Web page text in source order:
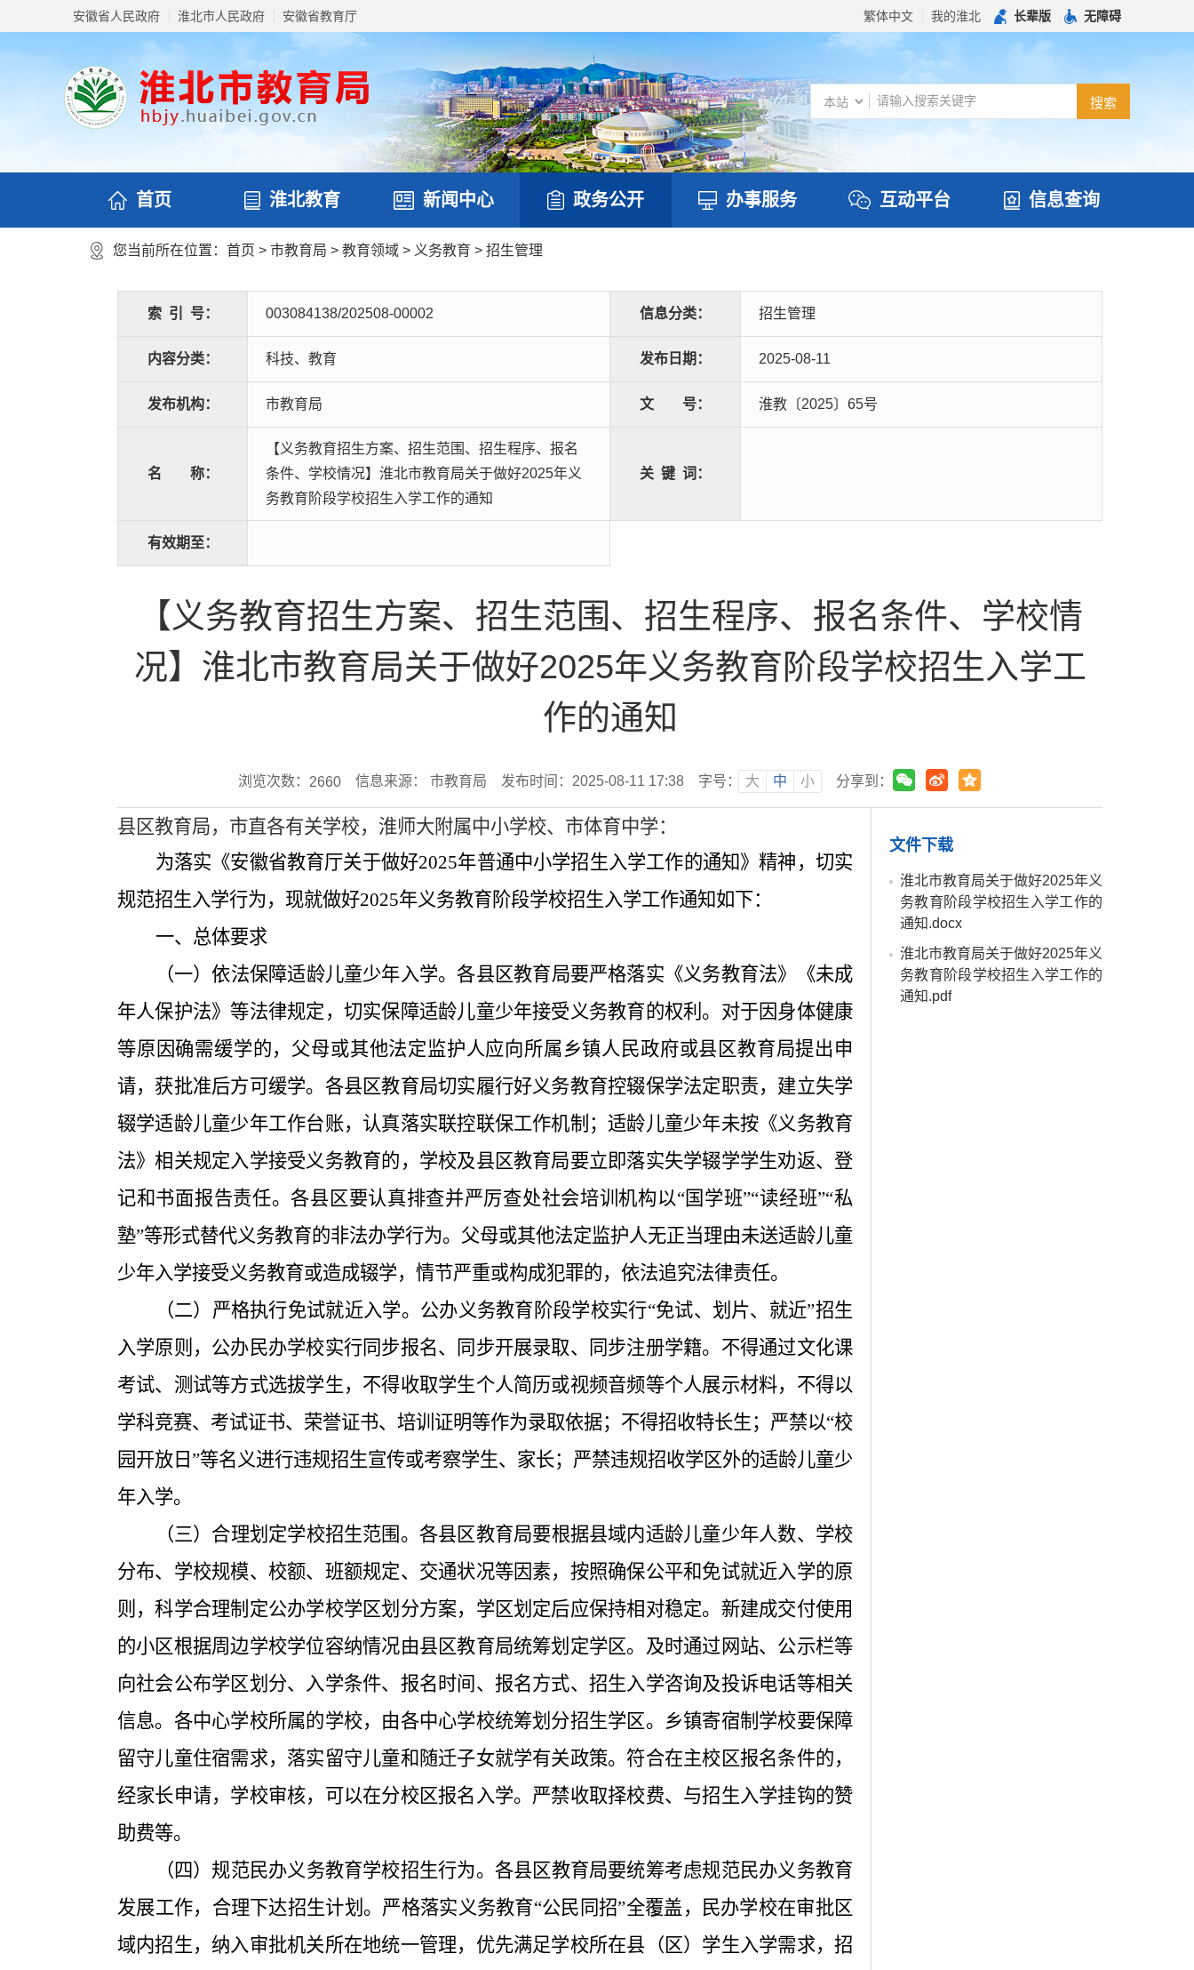
安徽省人民政府 淮北市人民政府 安徽省教育厅 繁体中文 我的淮北 长辈版 无障碍
首页 淮北教育 新闻中心 政务公开 办事服务 互动平台 信息查询
您当前所在位置： 首页 > 市教育局 > 教育领域 > 义务教育 > 招生管理
索 引 号： 003084138/202508-00002 信息分类： 招生管理
内容分类： 科技、教育 发布日期： 2025-08-11
发布机构： 市教育局 文 号： 淮教〔2025〕65号
名 称：
【义务教育招生方案、招生范围、招生程序、报名
条件、学校情况】淮北市教育局关于做好2025年义
务教育阶段学校招生入学工作的通知
关 键 词：
有效期至：
【义务教育招生方案、招生范围、招生程序、报名条件、学校情
况】淮北市教育局关于做好2025年义务教育阶段学校招生入学工
作的通知
浏览次数： 2660 信息来源： 市教育局 发布时间：2025-08-11 17:38 字号： 大 中 小 分享到：
县区教育局，市直各有关学校，淮师大附属中小学校、市体育中学：
为落实《安徽省教育厅关于做好2025年普通中小学招生入学工作的通知》精神，切实
规范招生入学行为，现就做好2025年义务教育阶段学校招生入学工作通知如下：
一、总体要求
（一）依法保障适龄儿童少年入学。各县区教育局要严格落实《义务教育法》《未成
年人保护法》等法律规定，切实保障适龄儿童少年接受义务教育的权利。对于因身体健康
等原因确需缓学的，父母或其他法定监护人应向所属乡镇人民政府或县区教育局提出申
请，获批准后方可缓学。各县区教育局切实履行好义务教育控辍保学法定职责，建立失学
辍学适龄儿童少年工作台账，认真落实联控联保工作机制；适龄儿童少年未按《义务教育
法》相关规定入学接受义务教育的，学校及县区教育局要立即落实失学辍学学生劝返、登
记和书面报告责任。各县区要认真排查并严厉查处社会培训机构以“国学班”“读经班”“私
塾”等形式替代义务教育的非法办学行为。父母或其他法定监护人无正当理由未送适龄儿童
少年入学接受义务教育或造成辍学，情节严重或构成犯罪的，依法追究法律责任。
（二）严格执行免试就近入学。 公办义务教育阶段学校实行“免试、划片、就近”招生
入学原则，公办民办学校实行同步报名、同步开展录取、同步注册学籍。不得通过文化课
考试、测试等方式选拔学生，不得收取学生个人简历或视频音频等个人展示材料，不得以
学科竞赛、考试证书、荣誉证书、培训证明等作为录取依据；不得招收特长生；严禁以“校
园开放日”等名义进行违规招生宣传或考察学生、家长；严禁违规招收学区外的适龄儿童少
年入学。
（三）合理划定学校招生范围。 各县区教育局要根据县域内适龄儿童少年人数、学校
分布、学校规模、校额、班额规定、交通状况等因素，按照确保公平和免试就近入学的原
则，科学合理制定公办学校学区划分方案，学区划定后应保持相对稳定。新建成交付使用
的小区根据周边学校学位容纳情况由县区教育局统筹划定学区。及时通过网站、公示栏等
向社会公布学区划分、入学条件、报名时间、报名方式、招生入学咨询及投诉电话等相关
信息。各中心学校所属的学校，由各中心学校统筹划分招生学区。乡镇寄宿制学校要保障
留守儿童住宿需求，落实留守儿童和随迁子女就学有关政策。符合在主校区报名条件的，
经家长申请，学校审核，可以在分校区报名入学。严禁收取择校费、与招生入学挂钩的赞
助费等。
（四）规范民办义务教育学校招生行为。 各县区教育局要统筹考虑规范民办义务教育
发展工作，合理下达招生计划。严格落实义务教育“公民同招”全覆盖，民办学校在审批区
域内招生，纳入审批机关所在地统一管理，优先满足学校所在县（区）学生入学需求，招
文件下载
淮北市教育局关于做好2025年义
务教育阶段学校招生入学工作的
通知.docx
淮北市教育局关于做好2025年义
务教育阶段学校招生入学工作的
通知.pdf